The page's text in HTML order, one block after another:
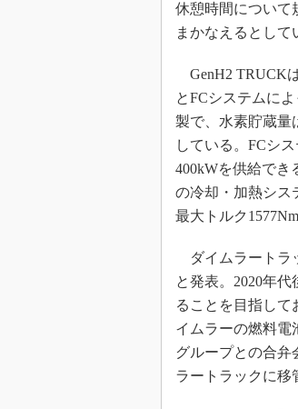
休憩時間について
まかなえるとして
GenH2 TRUCK
とFCシステムに
製で、水素貯蔵量
している。FCシ
400kWを供給でき
の冷却・加熱シス
最大トルク
ダイムラートラ
と発表。2020年
ることを目指し
イムラーの燃料電
グループとの合弁
ラートラックに移